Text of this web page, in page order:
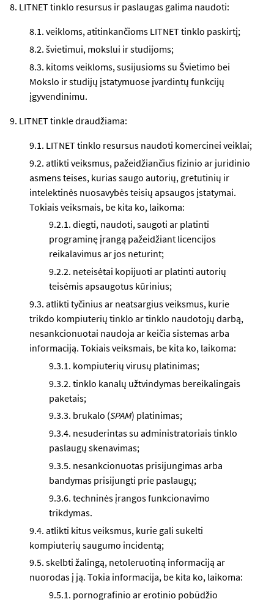
8. LITNET tinklo resursus ir paslaugas galima naudoti:
8.1. veikloms, atitinkančioms LITNET tinklo paskirtį;
8.2. švietimui, mokslui ir studijoms;
8.3. kitoms veikloms, susijusioms su Švietimo bei
Mokslo ir studijų įstatymuose įvardintų funkcijų
įgyvendinimu.
9. LITNET tinkle draudžiama:
9.1. LITNET tinklo resursus naudoti komercinei veiklai;
9.2. atlikti veiksmus, pažeidžiančius fizinio ar juridinio
asmens teises, kurias saugo autorių, gretutinių ir
intelektinės nuosavybės teisių apsaugos įstatymai.
Tokiais veiksmais, be kita ko, laikoma:
9.2.1. diegti, naudoti, saugoti ar platinti
programinę įrangą pažeidžiant licencijos
reikalavimus ar jos neturint;
9.2.2. neteisėtai kopijuoti ar platinti autorių
teisėmis apsaugotus kūrinius;
9.3. atlikti tyčinius ar neatsargius veiksmus, kurie
trikdo kompiuterių tinklo ar tinklo naudotojų darbą,
nesankcionuotai naudoja ar keičia sistemas arba
informaciją. Tokiais veiksmais, be kita ko, laikoma:
9.3.1. kompiuterių virusų platinimas;
9.3.2. tinklo kanalų užtvindymas bereikalingais
paketais;
9.3.3. brukalo (SPAM) platinimas;
9.3.4. nesuderintas su administratoriais tinklo
paslaugų skenavimas;
9.3.5. nesankcionuotas prisijungimas arba
bandymas prisijungti prie paslaugų;
9.3.6. techninės įrangos funkcionavimo
trikdymas.
9.4. atlikti kitus veiksmus, kurie gali sukelti
kompiuterių saugumo incidentą;
9.5. skelbti žalingą, netoleruotiną informaciją ar
nuorodas į ją. Tokia informacija, be kita ko, laikoma:
9.5.1. pornografinio ar erotinio pobūdžio